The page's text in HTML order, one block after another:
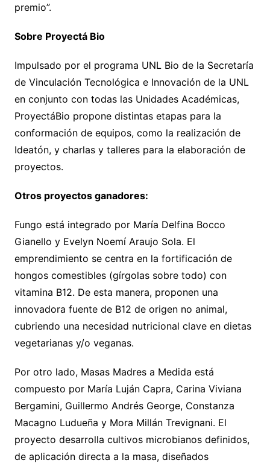
premio”.
Sobre Proyectá Bio
Impulsado por el programa UNL Bio de la Secretaría
de Vinculación Tecnológica e Innovación de la UNL
en conjunto con todas las Unidades Académicas,
ProyectáBio propone distintas etapas para la
conformación de equipos, como la realización de
Ideatón, y charlas y talleres para la elaboración de
proyectos.
Otros proyectos ganadores:
Fungo está integrado por María Delfina Bocco
Gianello y Evelyn Noemí Araujo Sola. El
emprendimiento se centra en la fortificación de
hongos comestibles (gírgolas sobre todo) con
vitamina B12. De esta manera, proponen una
innovadora fuente de B12 de origen no animal,
cubriendo una necesidad nutricional clave en dietas
vegetarianas y/o veganas.
Por otro lado, Masas Madres a Medida está
compuesto por María Luján Capra, Carina Viviana
Bergamini, Guillermo Andrés George, Constanza
Macagno Ludueña y Mora Millán Trevignani. El
proyecto desarrolla cultivos microbianos definidos,
de aplicación directa a la masa, diseñados